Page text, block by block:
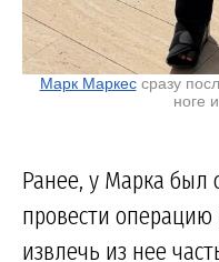
Марк Маркессразу
ноге
Ранее, у Марка был
провести
извлечь из нее